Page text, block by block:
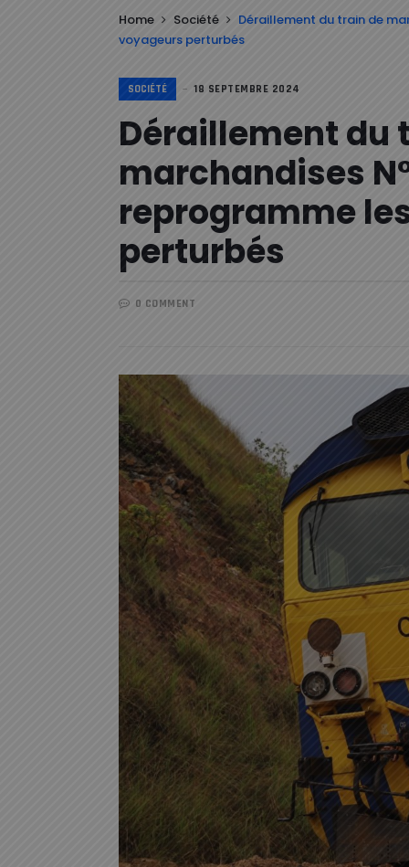
Home Société
Déraillement du train de
voyageurs perturbés
SOCIÉTÉ 18 SEPTEMBRE 2024
Déraillement du
marchandises
reprogramme
perturbés
0 COMMENT